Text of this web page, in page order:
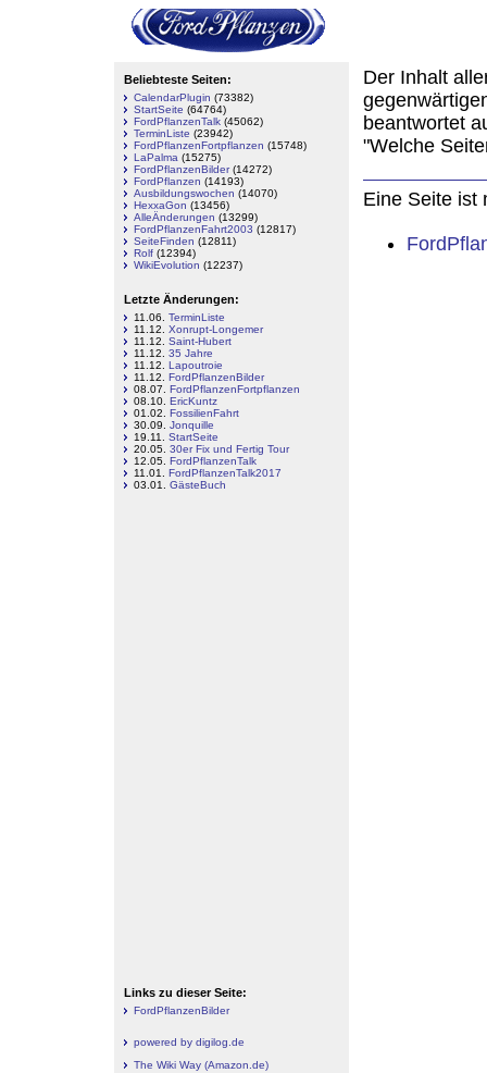
Beliebteste Seiten:
CalendarPlugin (73382)
StartSeite (64764)
FordPflanzenTalk (45062)
TerminListe (23942)
FordPflanzenFortpflanzen (15748)
LaPalma (15275)
FordPflanzenBilder(14272)
FordPflanzen (14193)
Ausbildungswochen (14070)
HexxaGon (13456)
AlleÄnderungen (13299)
FordPflanzenFahrt2003 (12817)
SeiteFinden (12811)
Rolf (12394)
WikiEvolution (12237)
Letzte Änderungen:
11.06. TerminListe
11.12. Xonrupt-Longemer
11.12. Saint-Hubert
11.12. 35 Jahre
11.12. Lapoutroie
11.12. FordPflanzenBilder
08.07. FordPflanzenFortpflanzen
08.10. EricKuntz
01.02. FossilienFahrt
30.09. Jonquille
19.11. StartSeite
20.05. 30er Fix und Fertig Tour
12.05. FordPflanzenTalk
11.01. FordPflanzenTalk2017
03.01. GästeBuch
Der Inhalt
beantwortet
"Welche
Eine Seite ist
Links zu dieser Seite:
FordPflanzenBilder
powered by digilog.de
The Wiki Way (Amazon.de)